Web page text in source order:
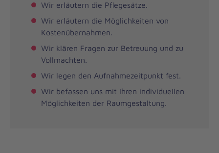
Wir erläutern die Pflegesätze.
Wir erläutern die Möglichkeiten von
Kostenübernahmen.
Wir klären Fragen zur Betreuung und zu
Vollmachten.
Wir legen den Aufnahmezeitpunkt fest.
Wir befassen uns mit Ihren individuellen
Möglichkeiten der Raumgestaltung.